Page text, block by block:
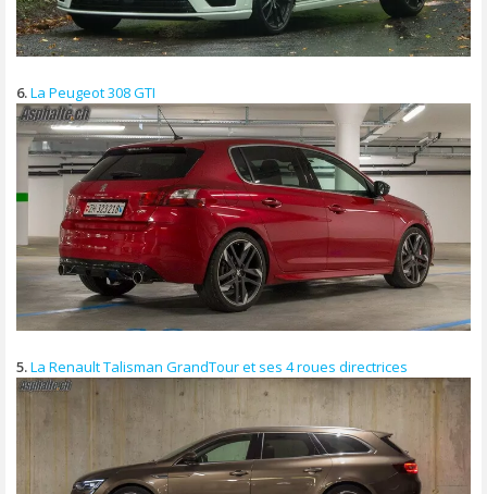
6.La Peugeot 308 GTI
5.La Renault Talisman GrandTour et ses 4 roues directrices